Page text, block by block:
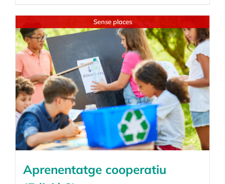
Sense places
Aprenentatge cooperatiu